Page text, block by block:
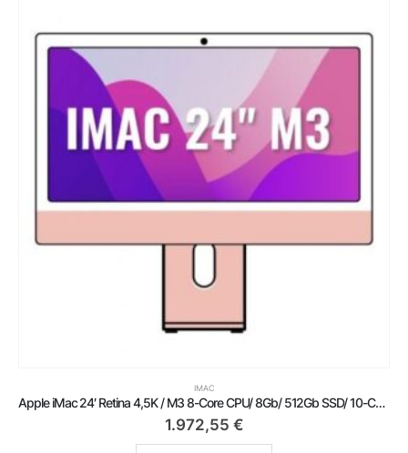
IMAC
Apple iMac 24′ Retina 4,5K / M3 8-Core CPU/ 8Gb/ 512Gb SSD/ 10-Core GPU/ Rosa
1.972,55 €